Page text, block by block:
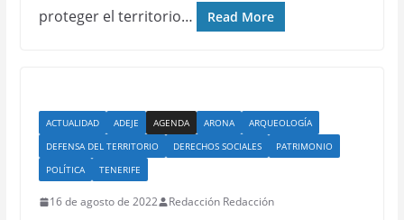
proteger el territorio…
Read More
ACTUALIDAD ADEJE AGENDA ARONA
ARQUEOLOGÍA
DEFENSA DEL TERRITORIO
DERECHOS SOCIALES
PATRIMONIO
POLÍTICA
TENERIFE
16 de agosto de 2022 Redacción Redacción